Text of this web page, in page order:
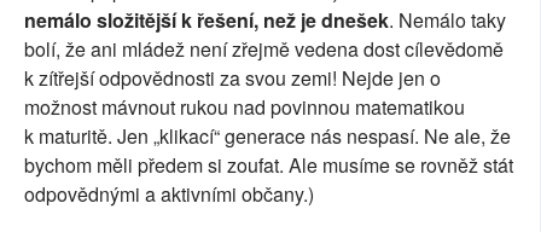
nemálo složitější k řešení, než je dnešek. Nemálo taky
bolí, že ani mládež není zřejmě vedena dost cílevědomě
k zítřejší odpovědnosti za svou zemi! Nejde jen o
možnost mávnout rukou nad povinnou matematikou
k maturitě. Jen „klikací“ generace nás nespasí. Ne ale, že
bychom měli předem si zoufat. Ale musíme se rovněž stát
odpovědnými a aktivními občany.)